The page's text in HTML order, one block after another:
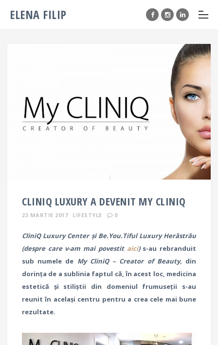
ELENA FILIP
CLINIQ LUXURY A DEVENIT MY CLINIQ
23 MARTIE 2017 LIFESTYLE 0
CliniQ Luxury Center și Be.You.Tiful Luxury Herăstrău
(despre care v-am mai povestit aici) s-au rebranduit
sub numele de My CliniQ – Creator of Beauty, din
dorința de a sublinia faptul că, în acest loc, medicina
estetică și stiliștii din domeniul frumuseții s-au
reunit în același centru pentru a crea cele mai bune
rezultate.